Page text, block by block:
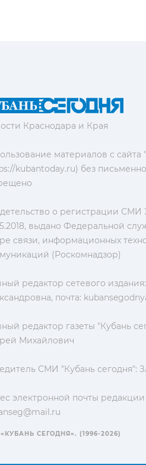
Краснодара и Края
материалов с сайта
kubantoday.ru) без
о регистрации СМИ
выдано Федеральной
связи, информационных
(Роскомнадзор)
редактор сетевого
почта:
редактор газеты "Кубань
Михайлович
СМИ "Кубань сегодня":
электронной почты
СЕГОДНЯ». (1996-2026)